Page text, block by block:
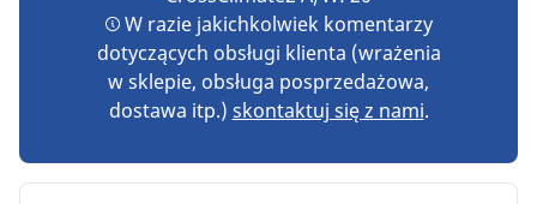
W razie jakichkolwiek komentarzy
dotyczących obsługi klienta (wrażenia
w sklepie, obsługa posprzedażowa,
dostawa itp.) skontaktuj się z nami.